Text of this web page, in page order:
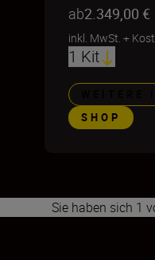
ab2.349,00 €
inkl. MwSt. +
1 Kit
SHOP
Sie haben sich 1